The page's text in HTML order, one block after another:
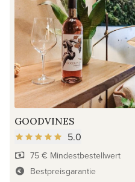
GOODVINES
5.0
75 € Mindestbestellwert
Bestpreisgarantie